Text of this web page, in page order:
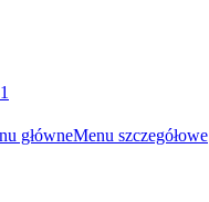
główneMenu szczegółowe